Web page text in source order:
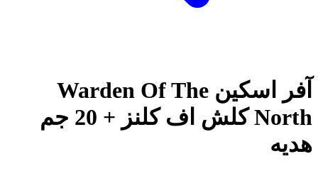
آفر اسکین Warden Of The
North کلش اف کلنز + 20 جم